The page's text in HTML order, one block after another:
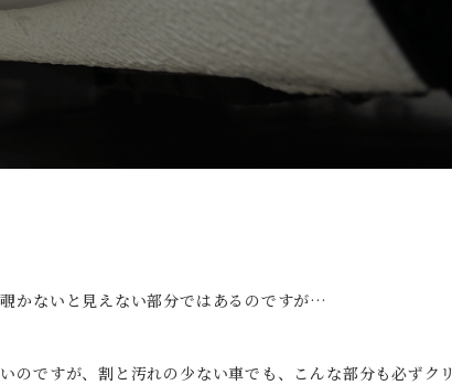
かないと見えない部分ではあるのですが…
のですが、割と汚れの少ない車でも、こんな部分も必ずクリ